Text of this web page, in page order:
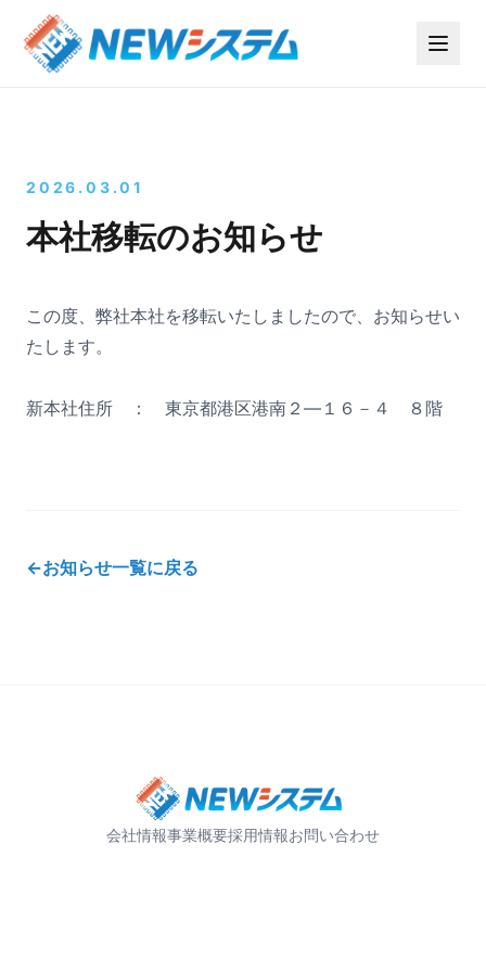
2026.03.01
本社移転のお知らせ
この度、弊社本社を移転いたしましたので、お知らせい
たします。
新本社住所 ： 東京都港区港南２―１６－４ ８階
←お知らせ一覧に戻る
会社情報事業概要採用情報お問い合わせ